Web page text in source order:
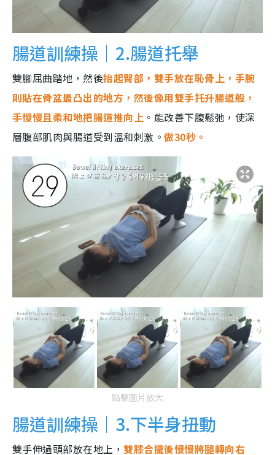
腸道訓練操｜2.腸道托舉
雙腳屈曲踏地，然後抬起臀部，雙手放在恥骨上，手腕
則貼在骨盆最凸出的地方，然後像用雙手托升腸道般，
手慢慢且柔和地把腸道推向上 。能改善下腹鬆弛，使深
層腹部肌肉與腸道受到溫和刺激。做30秒。
點擊圖片放大
腸道訓練操｜3.下半身扭動
雙手伸過頭部放在地上，雙膝合攏後慢慢將腿轉向右